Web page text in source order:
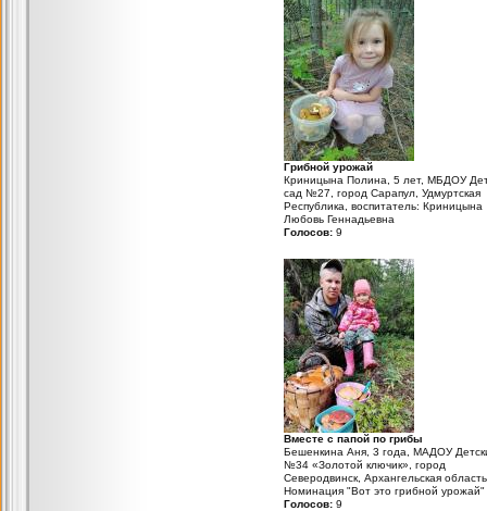
Грибной урожай
Криницына Полина, 5 лет, МБДОУ
сад №27, город Сарапул, Удмуртская
Республика, воспитатель: Криницына
Любовь Геннадьевна
Голосов: 9
Вместе с папой по грибы
Бешенкина Аня, 3 года, МАДОУ
№34 «Золотой ключик», город
Северодвинск, Архангельская область
Номинация "Вот это грибной урожай"
Голосов: 9